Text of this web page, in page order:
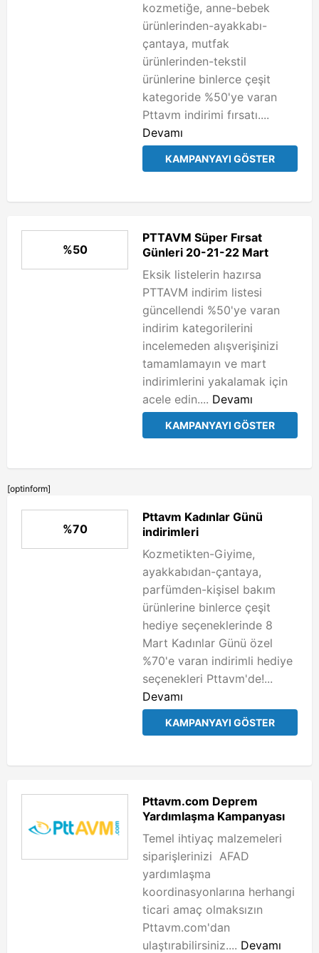
kozmetiğe, anne-bebek
ürünlerinden-ayakkabı-
çantaya, mutfak
ürünlerinden-tekstil
ürünlerine binlerce çeşit
kategoride %50'ye varan
Pttavm indirimi fırsatı....
Devamı
KAMPANYAYI GÖSTER
%50
PTTAVM Süper Fırsat
Günleri 20-21-22 Mart
Eksik listelerin hazırsa
PTTAVM indirim listesi
güncellendi %50'ye varan
indirim kategorilerini
incelemeden alışverişinizi
tamamlamayın ve mart
indirimlerini yakalamak için
acele edin.... Devamı
KAMPANYAYI GÖSTER
[optinform]
%70
Pttavm Kadınlar Günü
indirimleri
Kozmetikten-Giyime,
ayakkabıdan-çantaya,
parfümden-kişisel bakım
ürünlerine binlerce çeşit
hediye seçeneklerinde 8
Mart Kadınlar Günü özel
%70'e varan indirimli hediye
seçenekleri Pttavm'de!...
Devamı
KAMPANYAYI GÖSTER
Pttavm.com Deprem
Yardımlaşma Kampanyası
Temel ihtiyaç malzemeleri
siparişlerinizi AFAD
yardımlaşma
koordinasyonlarına herhangi
ticari amaç olmaksızın
Pttavm.com'dan
ulaştırabilirsiniz.... Devamı